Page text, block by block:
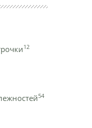
12
54